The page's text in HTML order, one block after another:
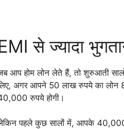
से ज्यादा
आप होम लोन लेते हैं, तो शुरुआती
अगर आपने 50 लाख रुपये का लोन
रुपये होगी।
पहले कुछ सालों में, आपके